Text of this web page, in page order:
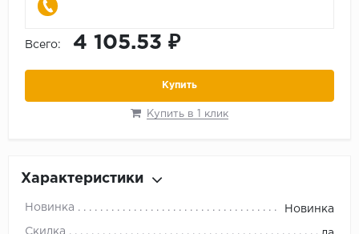
Всего: 4 105.53 ₽
Купить
Купить в 1 клик
Характеристики
Новинка Новинка
Скидка